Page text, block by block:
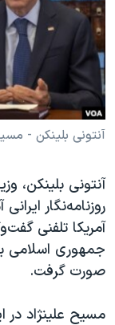
فرهنگ و زندگی
حقوق شهروندی
اقتصادی
علم و فناوری
اسرائیل در جنگ
آرشیو پخش زنده
مستندها
انتخابات ریاست
حمله جمهوری
رمز مهسا
ورزش زنان در
مجموعه مستندهای
تریبونال مردمی
دادگاه حمید نوری
چهل سال
دنبال کنید
زبانهای
آنتونی بلینکن -
آنتونی بلینکن،
روزنامه‌نگار
آمریکا تلفنی
جمهوری اسلامی
صورت گرفت.